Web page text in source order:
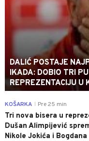
DALIĆ POSTAJE
IKADA: DOBIO TRI
REPREZENTACIJU U
KOŠARKA Pre 25 min
Tri nova bisera u
Dušan Alimpijević
Nikole Jokića i